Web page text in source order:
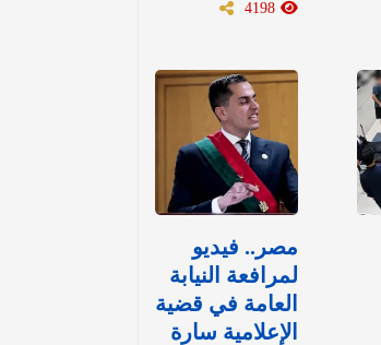
مصر.. فيديو
لمرافعة النيابة
العامة في قضية
الإعلامية سارة